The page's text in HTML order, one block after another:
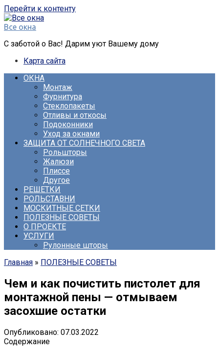
Перейти к контенту
Все окна
С заботой о Вас! Дарим уют Вашему дому
Карта сайта
ОКНА
Монтаж
Фурнитура
Стеклопакеты
Отливы и откосы
Подоконники
Уход за окнами
ЗАЩИТА ОТ СОЛНЕЧНОГО СВЕТА
Рольшторы
Жалюзи
Плиссе
Другое
РЕШЕТКИ
РОЛЬСТАВНИ
МОСКИТНЫЕ СЕТКИ
ПОЛЕЗНЫЕ СОВЕТЫ
О ПРОЕКТЕ
УСЛУГИ
Рулонные шторы
Главная » ПОЛЕЗНЫЕ СОВЕТЫ
Чем и как почистить пистолет для
монтажной пены — отмываем
засохшие остатки
Опубликовано: 07.03.2022
Содержание